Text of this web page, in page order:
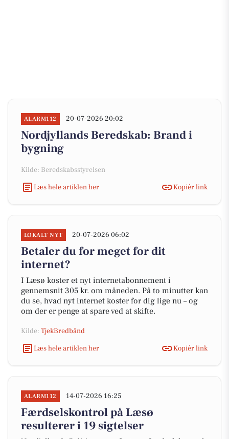
ALARM112 20-07-2026 20:02
Nordjyllands Beredskab: Brand i
bygning
Kilde: Beredskabsstyrelsen
Læs hele artiklen her
Kopiér link
LOKALT NYT 20-07-2026 06:02
Betaler du for meget for dit
internet?
I Læsø koster et nyt internetabonnement i
gennemsnit 305 kr. om måneden. På to minutter kan
du se, hvad nyt internet koster for dig lige nu – og
om der er penge at spare ved at skifte.
Kilde: TjekBredbånd
Læs hele artiklen her
Kopiér link
ALARM112 14-07-2026 16:25
Færdselskontrol på Læsø
resulterer i 19 sigtelser